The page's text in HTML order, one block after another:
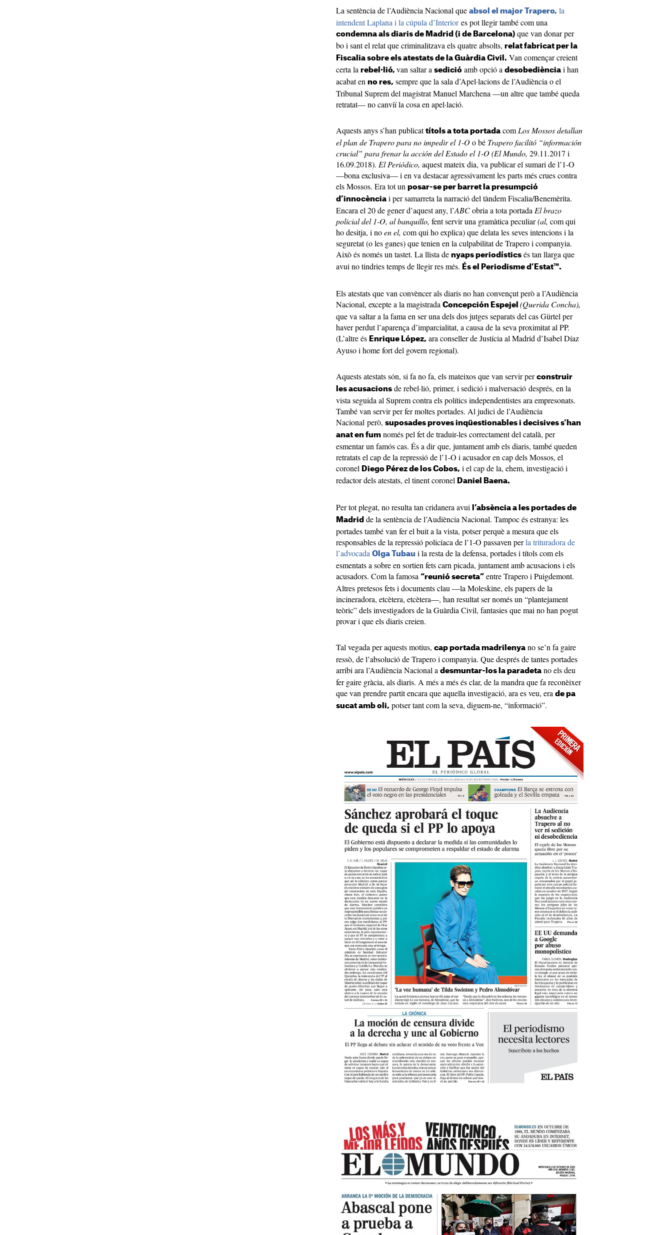
La sentència de l’Audiència Nacional que absol el major Trapero, la
intendent Laplana i la cúpula d’Interiores pot llegir també com una
condemna als diaris de Madrid (i de Barcelona) que van donar per
bo i sant el relat que criminalitzava els quatre absolts, relat fabricat per la
Fiscalia sobre els atestats de la Guàrdia Civil. Van començar creient
certa la rebel·lió, van saltar a sedició amb opció a desobediència i han
acabat en no res, sempre que la sala d’Apel·lacions de l’Audiència o el
Tribunal Suprem del magistrat Manuel Marchena —un altre que també queda
retratat— no canviï la cosa en apel·lació.
Aquests anys s’han publicat títols a tota portada com Los Mossos detallan
el plan de Trapero para no impedir el 1-Oo bé Trapero facilitó “información
crucial” para frenar la acción del Estado el 1-O (El Mundo, 29.11.2017 i
16.09.2018). El Periódico, aquest mateix dia, va publicar el sumari de l’1-O
—bona exclusiva— i en va destacar agressivament les parts més crues contra
els Mossos. Era tot un posar-se per barret la presumpció
d’innocència i per samarreta la narració del tàndem Fiscalia/Benemèrita.
Encara el 20 de gener d’aquest any, l’ABCobria a tota portada El brazo
policial del 1-O, al banquillo, fent servir una gramàtica peculiar(al, com qui
ho desitja, i noen el, com qui ho explica) que delata les seves intencions i la
seguretat (o les ganes) que tenien en la culpabilitat de Trapero i companyia.
Això és només un tastet. La llista de nyaps periodístics és tan llarga que
avui no tindries temps de llegir res més. És el Periodisme d’Estat™.
Els atestats que van convèncer als diaris no han convençut però a l’Audiència
Nacional, excepte a la magistrada Concepción Espejel (Querida Concha),
que va saltar a la fama en ser una dels dos jutges separats del cas Gürtel per
haver perdut l’aparença d’imparcialitat, a causa de la seva proximitat al PP.
(L’altre és Enrique López, ara conseller de Justícia al Madrid d’Isabel Díaz
Ayuso i home fort del govern regional).
Aquests atestats són, si fa no fa, els mateixos que van servir per construir
les acusacions de rebel·lió, primer, i sedició i malversació després, en la
vista seguida al Suprem contra els polítics independentistes ara empresonats.
També van servir per fer moltes portades. Al judici de l’Audiència
Nacional però, suposades proves inqüestionables i decisives s'han
anat en fum només pel fet de traduir-les correctament del català, per
esmentar un famós cas. És a dir que, juntament amb els diaris, també queden
retratats el cap de la repressió de l’1-O i acusador en cap dels Mossos, el
coronel Diego Pérez de los Cobos, i el cap de la, ehem, investigació i
redactor dels atestats, el tinent coronel Daniel Baena.
Per tot plegat, no resulta tan cridanera avui
l’absència a les portades de
Madrid de la sentència de l’Audiència Nacional. Tampoc és estranya: les
portades també van fer el buit a la vista, potser perquè a mesura que els
responsables de la repressió policíaca de l’1-O passaven perla trituradora de
l’advocada Olga Tubau i la resta de la defensa, portades i títols com els
esmentats a sobre en sortien fets carn picada, juntament amb acusacions i els
acusadors. Com la famosa “reunió secreta” entre Trapero i Puigdemont.
Altres pretesos fets i documents clau —la Moleskine, els papers de la
incineradora, etcètera, etcètera—, han resultat ser només un “plantejament
teòric” dels investigadors de la Guàrdia Civil, fantasies que mai no han pogut
provar i que els diaris creien.
Tal vegada per aquests motius, cap portada madrilenya no se’n fa gaire
ressò, de l’absolució de Trapero i companyia. Que després de tantes portades
arribi ara l’Audiència Nacional a desmuntar-los la paradeta no els deu
fer gaire gràcia, als diaris. A més a més és clar, de la mandra que fa reconèixer
que van prendre partit encara que aquella investigació, ara es veu, era de pa
sucat amb oli, potser tant com la seva, diguem-ne, “informació”.